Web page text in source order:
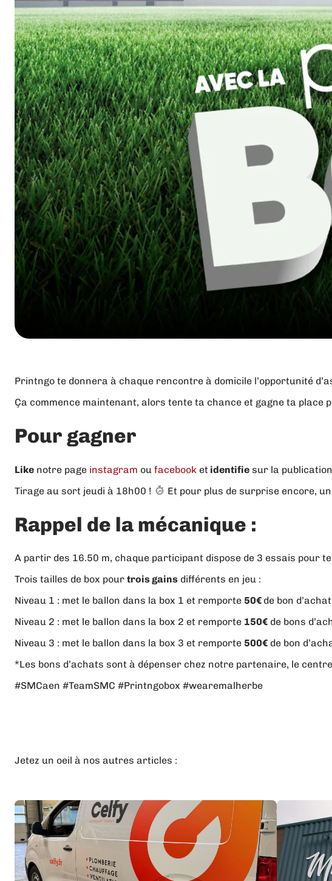
Printngo te donnera à chaque rencontre à domicile l’opportunité
Ça commence maintenant, alors tente ta chance et gagne ta place
Pour gagner
Like notre page instagram ou facebook et identifie sur la
Tirage au sort jeudi à 18h00 !
Et pour plus de surprise encore,
Rappel de la mécanique :
A partir des 16.50 m, chaque participant dispose de 3 essais pour
Trois tailles de box pour trois gains différents en jeu :
Niveau 1 : met le ballon dans la box 1 et remporte 50€ de bon
Niveau 2 : met le ballon dans la box 2 et remporte 150€ de bons
Niveau 3 : met le ballon dans la box 3 et remporte 500€ de bon
*Les bons d’achats sont à dépenser chez notre partenaire, le
#SMCaen #TeamSMC #Printngobox #wearemalherbe
Jetez un oeil à nos autres articles :